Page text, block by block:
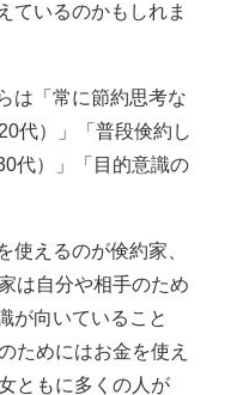
ているのかもしれま
は「常に節約思考な
代）」「普段倹約し
代）」「目的意識の
えるのが倹約家、
は自分や相手のため
が向いていること
ためにはお金を使え
ともに多くの人が